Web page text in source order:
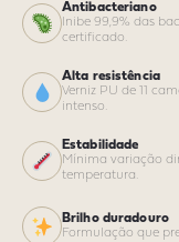
Antibacteriano
Inibe 99,9% das
certificado.
Alta resistência
Verniz PU de 11
intenso.
Estabilidade
Mínima variação
temperatura.
Brilho duradouro
Formulação que